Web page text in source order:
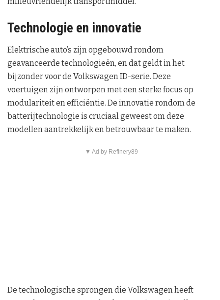
Technologie en innovatie
Elektrische auto’s zijn opgebouwd rondom
geavanceerde technologieën, en dat geldt in het
bijzonder voor de Volkswagen ID-serie. Deze
voertuigen zijn ontworpen met een sterke focus op
modulariteit en efficiëntie. De innovatie rondom de
batterijtechnologie is cruciaal geweest om deze
modellen aantrekkelijk en betrouwbaar te maken.
▼ Ad by Refinery89
De technologische sprongen die Volkswagen heeft